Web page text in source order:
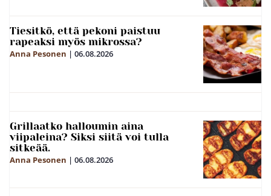
Tiesitkö, että pekoni paistuu
rapeaksi myös mikrossa?
Anna Pesonen | 06.08.2026
Grillaatko halloumin aina
viipaleina? Siksi siitä voi tulla
sitkeää.
Anna Pesonen | 06.08.2026